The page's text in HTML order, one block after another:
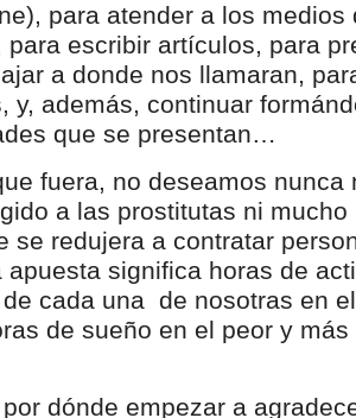
para atender a los medios
para escribir artículos, para
a donde nos llamaran,
y, además, continuar
que se presentan…
fuera, no deseamos nunca
a las prostitutas ni mucho
se redujera a contratar
apuesta significa horas de
cada una de nosotras en
de sueño en el peor y
dónde empezar a